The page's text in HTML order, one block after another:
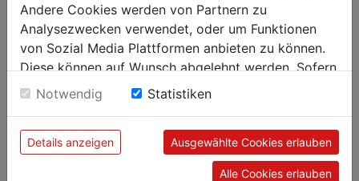
^
^
IN DEN WARENKORB
Andere Cookies werden von Partnern zu
Analysezwecken verwendet, oder um Funktionen
von Sozial Media Plattformen anbieten zu können.
Diese können auf Wunsch abgelehnt werden. Sofern
sie unsere Webseite weiter nutzen, geben Sie
Einwilligung zu unseren Cookies.
Notwendig Statistiken
Details anzeigen Ausgewählte Cookies erlauben
Alle Cookies erlauben